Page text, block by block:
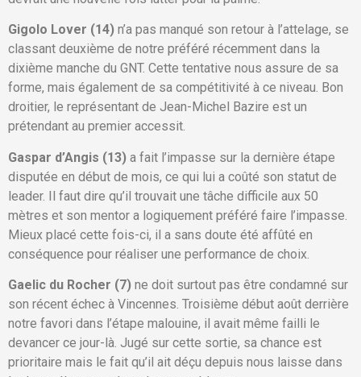
Gigolo Lover (14) n’a pas manqué son retour à l’attelage, se
classant deuxième de notre préféré récemment dans la
dixième manche du GNT. Cette tentative nous assure de sa
forme, mais également de sa compétitivité à ce niveau. Bon
droitier, le représentant de Jean-Michel Bazire est un
prétendant au premier accessit.
Gaspar d’Angis (13) a fait l’impasse sur la dernière étape
disputée en début de mois, ce qui lui a coûté son statut de
leader. Il faut dire qu’il trouvait une tâche difficile aux 50
mètres et son mentor a logiquement préféré faire l’impasse.
Mieux placé cette fois-ci, il a sans doute été affûté en
conséquence pour réaliser une performance de choix.
Gaelic du Rocher (7) ne doit surtout pas être condamné sur
son récent échec à Vincennes. Troisième début août derrière
notre favori dans l’étape malouine, il avait même failli le
devancer ce jour-là. Jugé sur cette sortie, sa chance est
prioritaire mais le fait qu’il ait déçu depuis nous laisse dans